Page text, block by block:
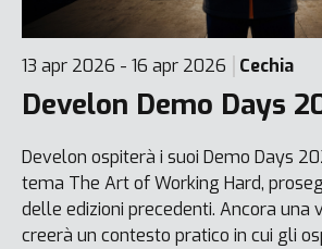
13 apr 2026 - 16 apr 2026 Cechia
Develon Demo Days
Develon ospiterà i suoi Demo Days
tema The Art of Working Hard,
delle edizioni precedenti. Ancora una
creerà un contesto pratico in cui gli